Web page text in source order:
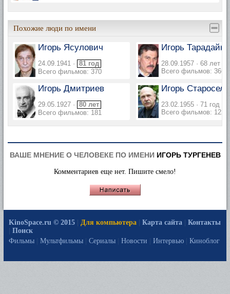
Похожие люди по имени
Игорь Ясулович
24.09.1941 · 81 год
Всего фильмов: 370
Игорь
28.09.1957 · 68 лет
Всего фильмов: 366
Игорь Дмитриев
29.05.1927 · 80 лет
Всего фильмов: 181
Игорь
23.02.1955 · 71 год
Всего фильмов: 122
ВАШЕ МНЕНИЕ О ЧЕЛОВЕКЕ ПО ИМЕНИ ИГОРЬ ТУРГЕНЕВ
Комментариев еще нет. Пишите смело!
KinoSpace.ru © 2015 Для компьютера Карта сайта
Контакты
Поиск
Фильмы
Мультфильмы Сериалы Новости Интервью Киноблог